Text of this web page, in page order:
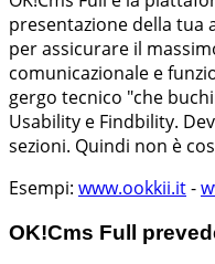
presentazione della tua
per assicurare il
comunicazionale e
gergo tecnico "che
Usability e Findbility.
sezioni. Quindi non è
Esempi: www.ookkii.it-
OK!Cms Full